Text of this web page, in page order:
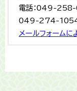
電話：049-258-
049-274-
メールフォームに